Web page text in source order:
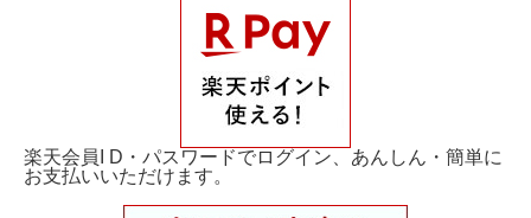
楽天会員I D・パスワードでログイン、あんしん・簡単に
お支払いいただけます。